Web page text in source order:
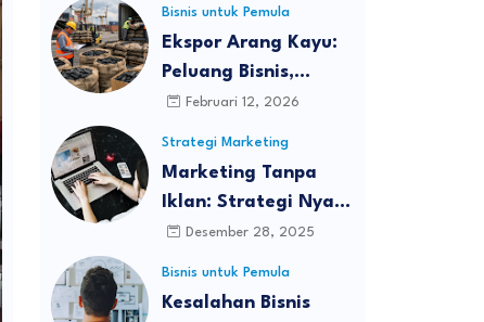
Bisnis untuk Pemula
Ekspor Arang Kayu:
Peluang Bisnis,
Proses, dan
Global
Februari 12, 2026
Strategi Marketing
Marketing Tanpa
Iklan: Strategi Nyata
Membangun Bisnis
Bakar Budget
Desember 28, 2025
Bisnis untuk Pemula
Kesalahan Bisnis